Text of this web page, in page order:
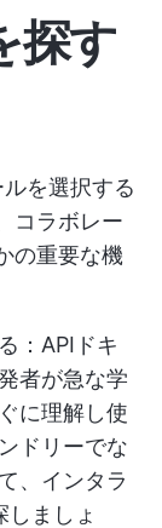
探す
を選択する
コラボレー
の重要な機
：APIドキ
者が急な学
に理解し使
ドリーでな
、インタラ
ましょ